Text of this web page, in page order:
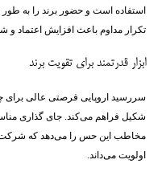
استفاده است و حضور برند را به
تکرار مداوم باعث افزایش اعتماد و
ابزار قدرتمند برای تقویت برند
سررسید اروپایی فرصتی عالی برای
شکیل فراهم می‌کند. جای گذاری
مخاطب این حس را می‌دهد که شرکت
اولویت می‌داند.